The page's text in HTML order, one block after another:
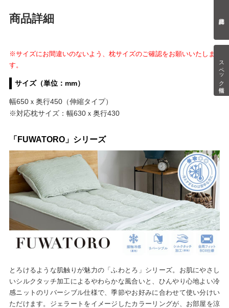
スペック情報
商品詳細
※サイズにお間違いのないよう、枕サイズのご確認をお願いいたしま
す。
サイズ（単位：mm）
幅650ｘ奥行450（伸縮タイプ）
※対応枕サイズ：幅630ｘ奥行430
「FUWATORO」シリーズ
とろけるような肌触りが魅力の「ふわとろ」シリーズ。お肌にやさし
いシルクタッチ加工によるやわらかな風合いと、ひんやり心地よい冷
感ニットのリバーシブル仕様で、季節やお好みに合わせて使い分けい
ただけます。ジェラートをイメージしたカラーリングが、お部屋を涼